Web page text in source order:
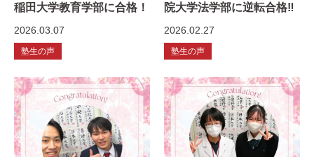
稲田大学教育学部に合格！
2026.03.07
塾生の声
院大学法学部に逆転合格‼
2026.02.27
塾生の声